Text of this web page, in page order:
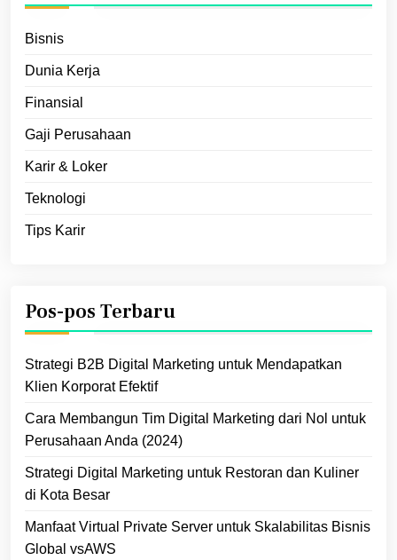
Bisnis
Dunia Kerja
Finansial
Gaji Perusahaan
Karir & Loker
Teknologi
Tips Karir
Pos-pos Terbaru
Strategi B2B Digital Marketing untuk Mendapatkan
Klien Korporat Efektif
Cara Membangun Tim Digital Marketing dari Nol untuk
Perusahaan Anda (2024)
Strategi Digital Marketing untuk Restoran dan Kuliner
di Kota Besar
Manfaat Virtual Private Server untuk Skalabilitas Bisnis
Global vsAWS